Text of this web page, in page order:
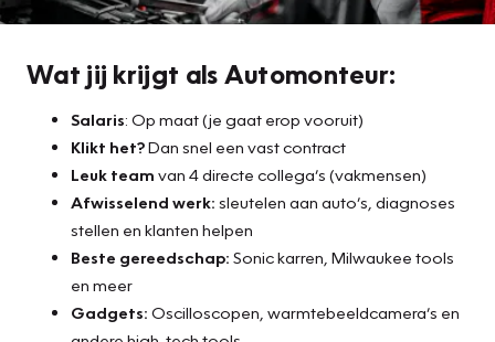
Wat jij krijgt als Automonteur:
Salaris: Op maat (je gaat erop vooruit)
Klikt het?Dan snel een vast contract
Leuk team van 4 directe collega’s (vakmensen)
Afwisselend werk: sleutelen aan auto’s, diagnoses
stellen en klanten helpen
Beste gereedschap: Sonic karren, Milwaukee tools
en meer
Gadgets: Oscilloscopen, warmtebeeldcamera’s en